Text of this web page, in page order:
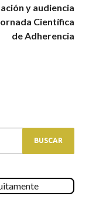
y audiencia
Científica
de Adherencia